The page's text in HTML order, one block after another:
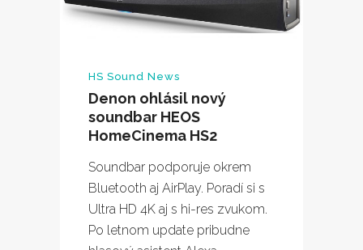
HS Sound News
Denon ohlásil nový
soundbar HEOS
HomeCinema HS2
Soundbar podporuje okrem
Bluetooth aj AirPlay. Poradí si s
Ultra HD 4K aj s hi-res zvukom.
Po letnom update pribudne